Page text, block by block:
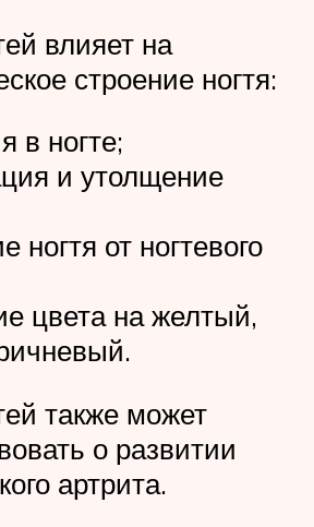
влияет на
строение ногтя:
в ногте;
и утолщение
ногтя от ногтевого
цвета на желтый,
также может
о развитии
артрита.